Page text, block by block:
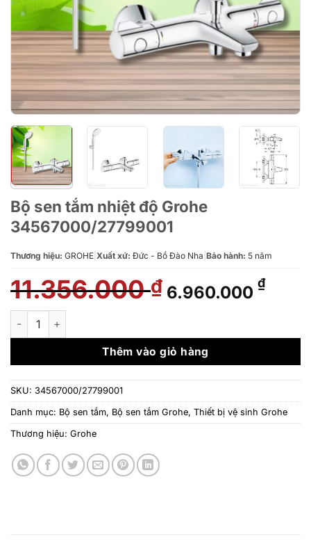
Bộ sen tắm nhiệt độ Grohe
34567000/27799001
Thương hiệu: GROHE Xuất xứ: Đức - Bồ Đào Nha Bảo hành: 5 năm
11.356.000₫ Giá
gốc
11.356.000 ₫.
6.960.000 ₫Giá
là:
Bộ sen tắm nhiệt độ Grohe 34567000/27799001 số lượng
Thêm vào giỏ hàng
SKU: 34567000/27799001
Danh mục: Bộ sen tắm, Bộ sen tắm Grohe, Thiết bị vệ sinh Grohe
Thương hiệu: Grohe